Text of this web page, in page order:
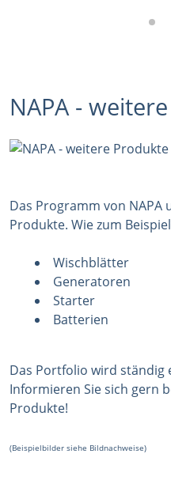
NAPA -
Das Programm von
Produkte. Wie zum
Wischblätter
Generatoren
Starter
Batterien
Das Portfolio wird ständig
Informieren Sie sich gern
Produkte!
(Beispielbilder siehe Bildnachweise)